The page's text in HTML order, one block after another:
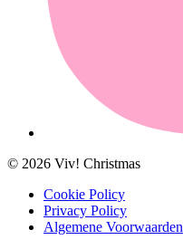
© 2026 Viv! Christmas
Cookie Policy
Privacy Policy
Algemene Voorwaarden